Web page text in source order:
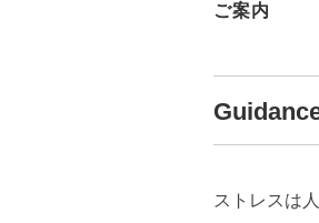
ご案内
ストレスは